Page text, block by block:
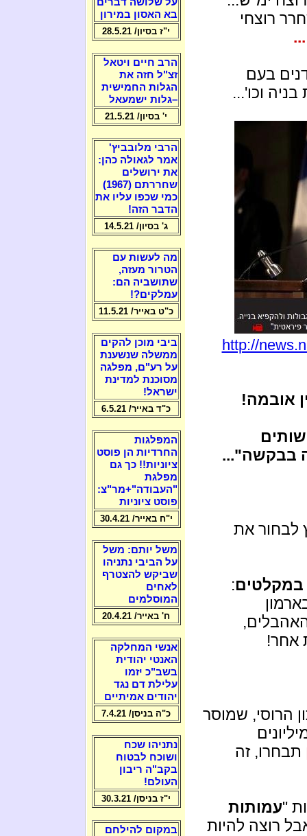
רוצחי
בעם
וכו'...
http://
אובמה!
בבקשה"...
לבחור את
במקלטים:
אחר!
הרוסי, שמוסר
תבחרו, זה
"עמותות
רוצה להיות
בא האסון במירון
י"ז בסיון/ 28.5.21
הרב חיים ויטאל
זצ"ל חזה את
הגלות החמישית
–גלות ישמעאל
י' בסיון/ 21.5.21
הרבי מלובביץ'
אמר לגאולה כהן:
את ירושלים
שחררתם (1967)
כמי שכפו עליו את
הדבר הזה!
ג' בסיון/ 14.5.21
מה לעשות עם
הטרור מעזה,
שתושביה הם:
עמלקים?!
כ"ט באייר/ 11.5.21
ביבי מוכן להקים
ממשלה שנשענת
על רע"ם, מפלגה
מסוכנת למדינת
ישראל!
כ"ד באייר/ 6.5.21
המפלגות
החרדיות הן פוסט
ציוניות!! כך גם
מפלגת
"העבודה"+מר"צ:
פוסט ציוניות
י"ח באייר/ 30.4.21
משל יותם: משל
על הביבי נתניהו
שביקש להצטרף
לאחים
המוסלמים
ח' באייר/ 20.4.21
אנשי המחלקה
האנטי יהודית
בשב"כ יזמו
עלילת דם נגד
יהודים אמיתיים
כ"ה בניסן/ 7.4.21
נתניהו שכח
ושוכח לבטוח
בקב"ה ריבון
העולם!
י"ז בניסן/ 30.3.21
במקום להילחם